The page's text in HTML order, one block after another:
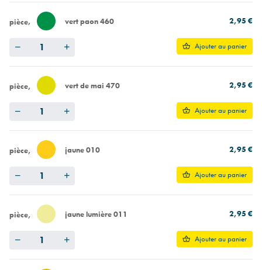
pièce vert paon 460 2,95 €
Ajouter au panier
pièce vert de mai 470 2,95 €
Ajouter au panier
pièce jaune 010 2,95 €
Ajouter au panier
pièce jaune lumière 011 2,95 €
Ajouter au panier